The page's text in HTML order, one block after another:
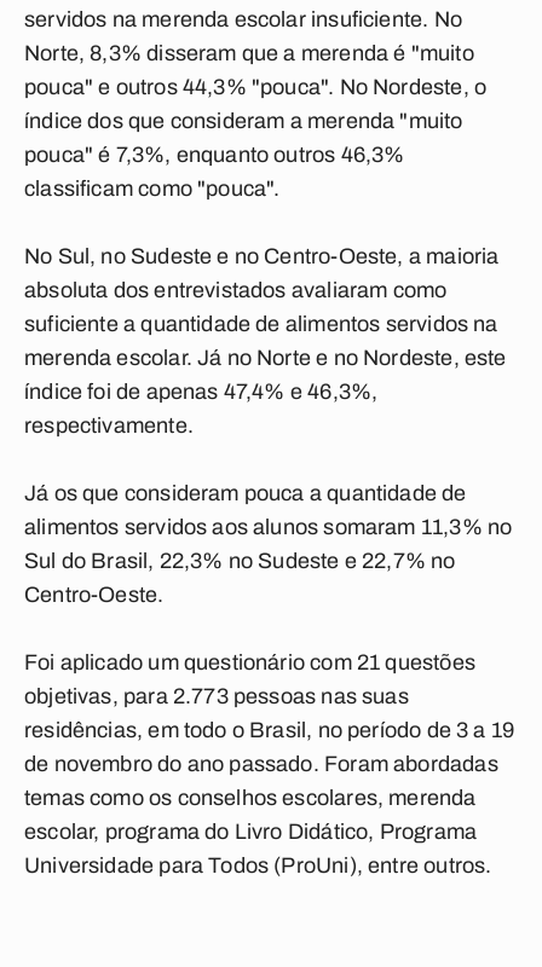
servidos na merenda escolar insuficiente. No
Norte, 8,3% disseram que a merenda é "muito
pouca" e outros 44,3% "pouca". No Nordeste, o
índice dos que consideram a merenda "muito
pouca" é 7,3%, enquanto outros 46,3%
classificam como "pouca".
No Sul, no Sudeste e no Centro-Oeste, a maioria
absoluta dos entrevistados avaliaram como
suficiente a quantidade de alimentos servidos na
merenda escolar. Já no Norte e no Nordeste, este
índice foi de apenas 47,4% e 46,3%,
respectivamente.
Já os que consideram pouca a quantidade de
alimentos servidos aos alunos somaram 11,3% no
Sul do Brasil, 22,3% no Sudeste e 22,7% no
Centro-Oeste.
Foi aplicado um questionário com 21 questões
objetivas, para 2.773 pessoas nas suas
residências, em todo o Brasil, no período de 3 a 19
de novembro do ano passado. Foram abordadas
temas como os conselhos escolares, merenda
escolar, programa do Livro Didático, Programa
Universidade para Todos (ProUni), entre outros.